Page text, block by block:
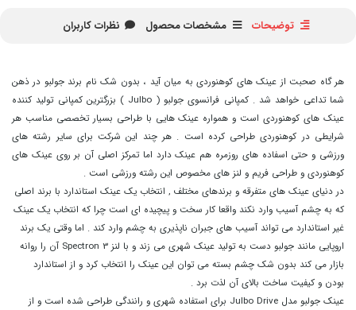
توضیحات مشخصات محصول نظرات کاربران
هر گاه صحبت از عینک های کوهنوردی به میان آید ، بدون شک نام برند جولبو در ذهن
شما تداعی خواهد شد . کمپانی فرانسوی جولبو ( Julbo ) بزرگترین کمپانی تولید کننده
عینک های کوهنوردی است و همواره عینک هایی با طراحی بسیار تخصصی مناسب هر
شرایطی در کوهنوردی طراحی کرده است . هر چند این شرکت برای سایر رشته های
ورزشی و حتی اسفاده های روزمره هم عینک دارد اما تمرکز اصلی آن بر روی عینک های
کوهنوردی و طراحی فریم و لنز های مخصوص این رشته ورزشی است .
در دنیای عینک های متفرقه و برندهای مختلف , انتخاب یک عینک استاندارد با برند اصلی
که به چشم آسیب وارد نکند واقعا کار سخت و پیچیده ای است چرا که انتخاب یک عینک
غیر استاندارد می تواند آسیب های جبران ناپذیری به چشم وارد کند . اما وقتی یک برند
اروپایی مانند جولبو دست به تولید عینک شهری می زند و با لنز Spectron 3 آن را روانه
بازار می کند بدون شک چشم بسته می توان این عینک را انتخاب کرد و از استاندارد
بودن و کیفیت ساخت بالای آن لذت برد .
عینک جولبو مدل Julbo Drive برای استفاده شهری و رانندگی طراحی شده است و از